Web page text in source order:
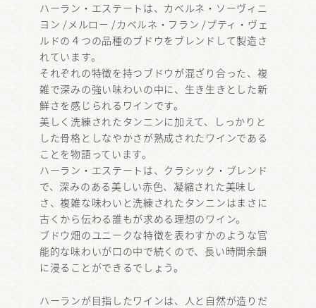
ハーラン・エステートは、カベルネ・ソーヴィニ
ヨン /メルロー /カベルネ・フラン /プティ・ヴェ
ルドの４つの品種のブドウをブレンドして製造さ
れています。
それぞれの特徴を持つブドウが混ざり合った、複
雑で深みの強い味わいの中に、生き生きとした新
鮮さを感じられるワインです。
美しく洗練されたタンニンに加えて、しっかりと
した骨格としなやかさが熟成されたワインである
ことを物語っています。
ハーラン・エステートは、クラシック・ブレンド
で、深みのある美しい赤色、凝縮された美味し
さ、複雑な味わいと洗練されたタンニンはまさに
古くから伝わる誰もが求める理想のワイン。
ブドウ畑のユニークな特徴を表わすかのような官
能的な味わいが口の中で続くので、長い時間余韻
に浸ることができるでしょう。
ハーランが目指したワインは、人と自然が造りだ